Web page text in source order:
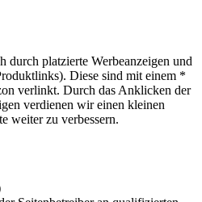
durch platzierte Werbeanzeigen und
Diese sind mit einem *
verlinkt. Durch das Anklicken der
verdienen wir einen kleinen
weiter zu verbessern.